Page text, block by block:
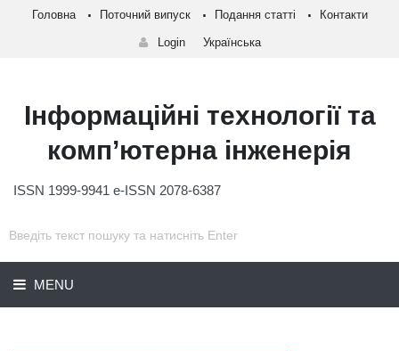
Головна Поточний випуск Подання статті Контакти
Login Українська
Інформаційні технології та
комп’ютерна інженерія
ISSN 1999-9941 e-ISSN 2078-6387
MENU